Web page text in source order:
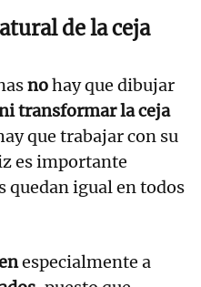
de la ceja
nohay que dibujar
transformar la ceja
que trabajar con su
es importante
quedan igual en todos
especialmente a